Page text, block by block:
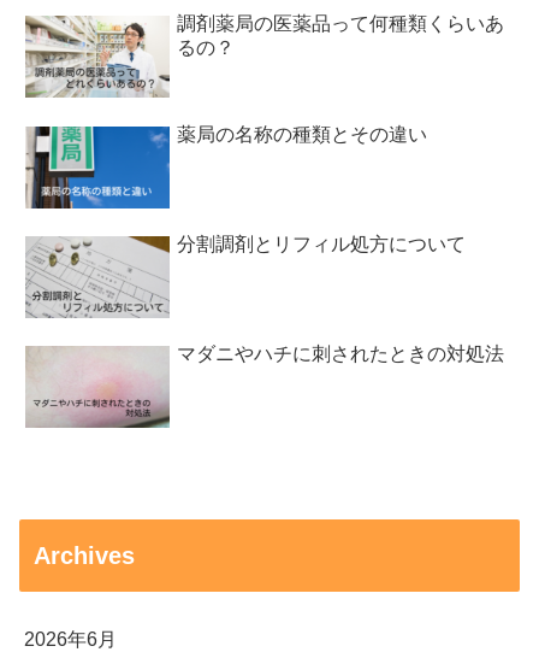
調剤薬局の医薬品って何種類くらいあ
るの？
薬局の名称の種類とその違い
分割調剤とリフィル処方について
マダニやハチに刺されたときの対処法
Archives
2026年6月